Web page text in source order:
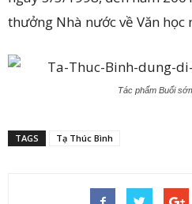
thưởng Nhà nước về Văn học
Tác phẩm Buổi
TAGS Tạ Thúc Bình